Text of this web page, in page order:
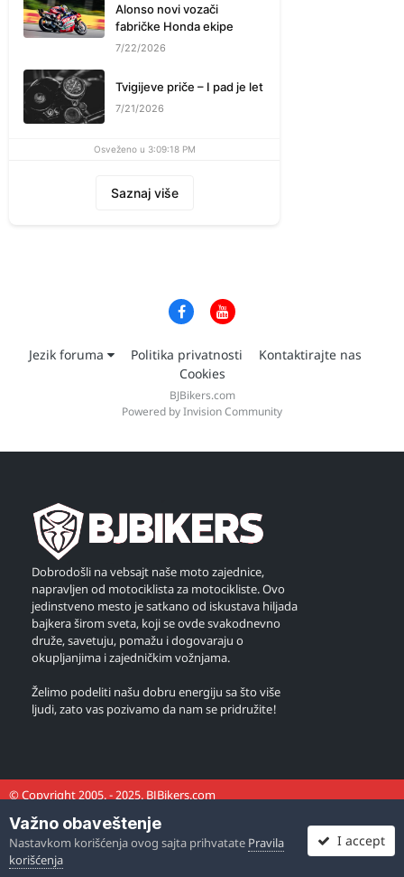
Alonso novi vozači
fabričke Honda ekipe
7/22/2026
Tvigijeve priče – I pad je let
7/21/2026
Osveženo u 3:09:18 PM
Saznaj više
Jezik foruma Politika privatnosti
Kontaktirajte nas
Cookies
BJBikers.com
Powered by Invision Community
Dobrodošli na vebsajt naše moto zajednice,
napravljen od motociklista za motocikliste. Ovo
jedinstveno mesto je satkano od iskustava hiljada
bajkera širom sveta, koji se ovde svakodnevno
druže, savetuju, pomažu i dogovaraju o
okupljanjima i zajedničkim vožnjama.
Želimo podeliti našu dobru energiju sa što više
ljudi, zato vas pozivamo da nam se pridružite!
© Copyright 2005. - 2025. BJBikers.com
Važno obaveštenje
Nastavkom korišćenja ovog sajta prihvatate Pravila
korišćenja
I accept